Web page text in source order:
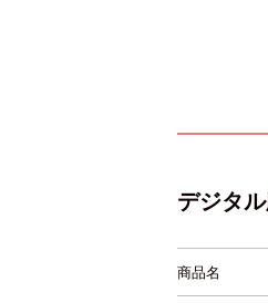
デジタ
商品名